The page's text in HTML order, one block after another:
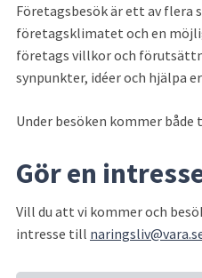
Företagsbesök är ett av flera
företagsklimatet och en
företags villkor och
synpunkter, idéer och hjälpa
Under besöken kommer
Gör en
Vill du att vi kommer och
intresse till